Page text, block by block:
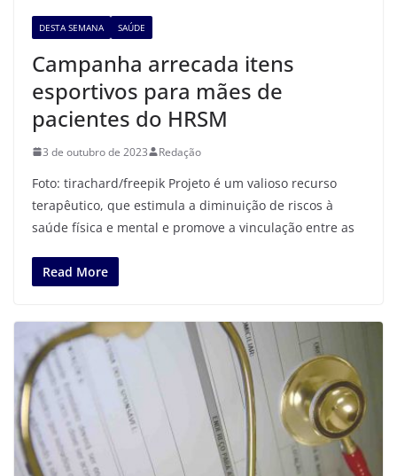
DESTA SEMANA SAÚDE
Campanha arrecada itens
esportivos para mães de
pacientes do HRSM
3 de outubro de 2023 Redação
Foto: tirachard/freepik Projeto é um valioso recurso
terapêutico, que estimula a diminuição de riscos à
saúde física e mental e promove a vinculação entre as
Read More